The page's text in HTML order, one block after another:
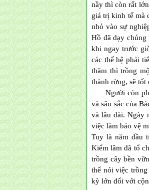
nầy thì còn rất
giá trị kinh tế mà
nhỏ vào sự
Hồ đã dạy chúng
khi ngay trước
các thế hệ phải
thăm thì trồng
thành rừng, sẽ
Người còn phát
và sâu sắc của
và lâu dài. Ngày
việc làm bảo vệ
Tuy là năm đầu
Kiểm lâm đã tổ
trồng cây bền
thể nói việc
kỳ lớn đối với